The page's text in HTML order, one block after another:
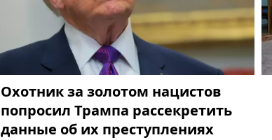
Охотник за золотом нацистов
попросил Трампа рассекретить
данные об их преступлениях